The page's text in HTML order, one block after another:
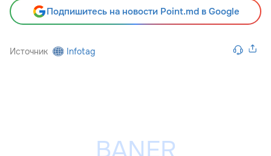
Подпишитесь на новости Point.md в Google
Источник Infotag